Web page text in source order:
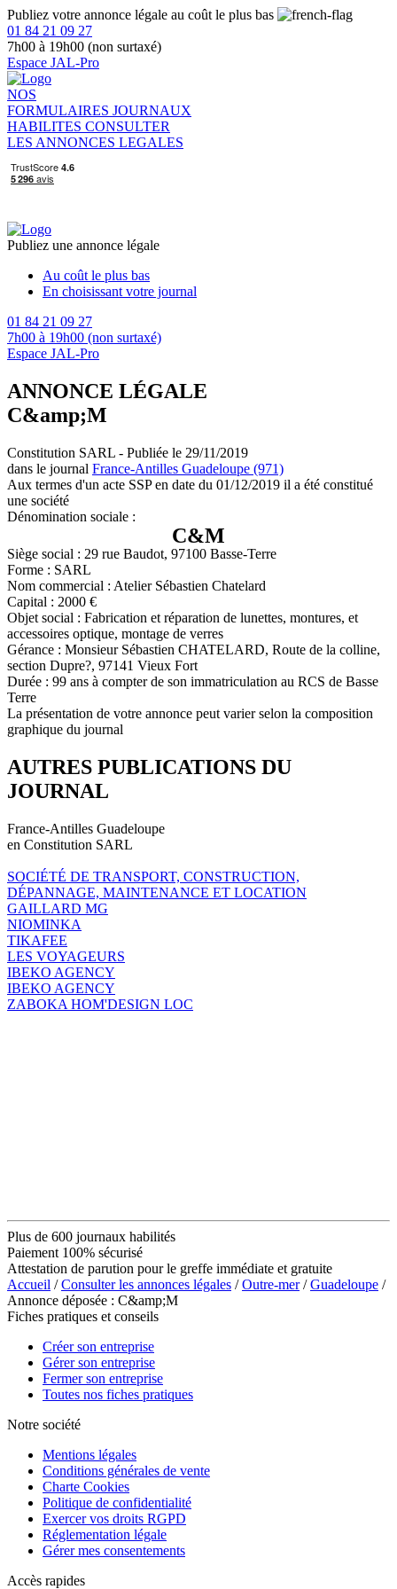
Publiez votre annonce légale au coût le plus bas
01 84 21 09 27
7h00 à 19h00 (non surtaxé)
Espace JAL-Pro
NOS
FORMULAIRES JOURNAUX
HABILITES CONSULTER
LES ANNONCES LEGALES
Publiez une annonce légale
Au coût le plus bas
En choisissant votre journal
01 84 21 09 27
7h00 à 19h00 (non surtaxé)
Espace JAL-Pro
ANNONCE LÉGALE
C&amp;M
Constitution SARL - Publiée le 29/11/2019
dans le journal France-Antilles Guadeloupe (971)
Aux termes d'un acte SSP en date du 01/12/2019 il a été constitué
une société
Dénomination sociale :
C&M
Siège social : 29 rue Baudot, 97100 Basse-Terre
Forme : SARL
Nom commercial : Atelier Sébastien Chatelard
Capital : 2000 €
Objet social : Fabrication et réparation de lunettes, montures, et
accessoires optique, montage de verres
Gérance : Monsieur Sébastien CHATELARD, Route de la colline,
section Dupre?, 97141 Vieux Fort
Durée : 99 ans à compter de son immatriculation au RCS de Basse
Terre
La présentation de votre annonce peut varier selon la composition
graphique du journal
AUTRES PUBLICATIONS DU
JOURNAL
France-Antilles Guadeloupe
en Constitution SARL
SOCIÉTÉ DE TRANSPORT, CONSTRUCTION,
DÉPANNAGE, MAINTENANCE ET LOCATION
GAILLARD MG
NIOMINKA
TIKAFEE
LES VOYAGEURS
IBEKO AGENCY
IBEKO AGENCY
ZABOKA HOM'DESIGN LOC
Plus de 600 journaux habilités
Paiement 100% sécurisé
Attestation de parution pour le greffe immédiate et gratuite
Accueil /Consulter les annonces légales /Outre-mer/Guadeloupe /
Annonce déposée : C&amp;M
Fiches pratiques et conseils
Créer son entreprise
Gérer son entreprise
Fermer son entreprise
Toutes nos fiches pratiques
Notre société
Mentions légales
Conditions générales de vente
Charte Cookies
Politique de confidentialité
Exercer vos droits RGPD
Réglementation légale
Gérer mes consentements
Accès rapides